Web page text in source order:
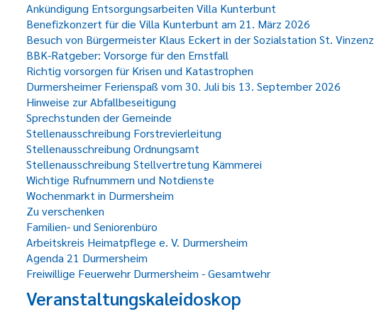
Ankündigung Entsorgungsarbeiten Villa Kunterbunt
Benefizkonzert für die Villa Kunterbunt am 21. März 2026
Besuch von Bürgermeister Klaus Eckert in der Sozialstation St. Vinzenz
BBK-Ratgeber: Vorsorge für den Ernstfall
Richtig vorsorgen für Krisen und Katastrophen
Durmersheimer Ferienspaß vom 30. Juli bis 13. September 2026
Hinweise zur Abfallbeseitigung
Sprechstunden der Gemeinde
Stellenausschreibung Forstrevierleitung
Stellenausschreibung Ordnungsamt
Stellenausschreibung Stellvertretung Kämmerei
Wichtige Rufnummern und Notdienste
Wochenmarkt in Durmersheim
Zu verschenken
Familien- und Seniorenbüro
Arbeitskreis Heimatpflege e. V. Durmersheim
Agenda 21 Durmersheim
Freiwillige Feuerwehr Durmersheim - Gesamtwehr
Veranstaltungskaleidoskop